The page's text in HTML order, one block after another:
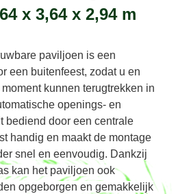
x 3,64 x 2,94 m
paviljoen is een
een buitenfeest, zodat u en
kunnen terugtrekken in
openings- en
bediend door een centrale
handig en maakt de montage
snel en eenvoudig. Dankzij
kan het paviljoen ook
opgeborgen en gemakkelijk